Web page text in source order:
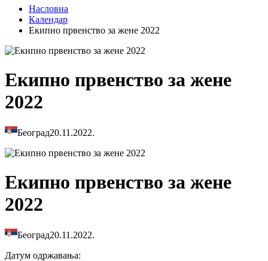
Насловна
Календар
Екипно првенство за жене 2022
Екипно првенство за жене
2022
Београд20.11.2022.
Екипно првенство за жене
2022
Београд20.11.2022.
Датум одржавања: